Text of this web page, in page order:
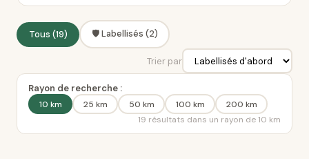
Tous (19) 🛡️ Labellisés (2)
Trier par
Rayon de recherche :
10 km 25 km 50 km 100 km
200 km
19 résultats dans un rayon de 10 km